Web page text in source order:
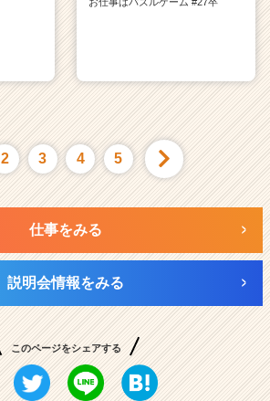
2 3 4 5
仕事をみる
説明会情報をみる
このページをシェアする